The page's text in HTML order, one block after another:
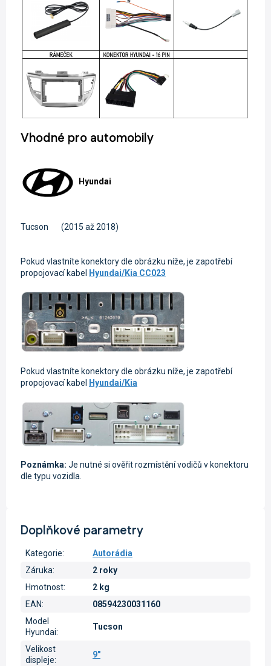
Vhodné pro automobily
Hyundai
Tucson (2015 až 2018)
Pokud vlastníte konektory dle obrázku níže, je zapotřebí
propojovací kabel Hyundai/Kia CC023
Pokud vlastníte konektory dle obrázku níže, je zapotřebí
propojovací kabel Hyundai/Kia
Poznámka: Je nutné si ověřit rozmístění vodičů v konektoru
dle typu vozidla.
Doplňkové parametry
Kategorie:
Autorádia
Záruka:
2 roky
Hmotnost:
2 kg
EAN:
08594230031160
Model
Hyundai:
Tucson
Velikost
displeje:
9"